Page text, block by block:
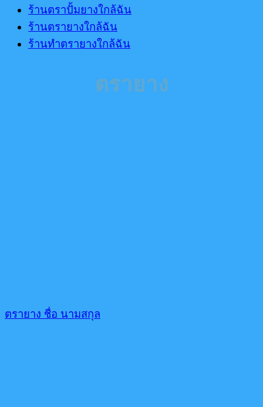
ร้านตราปั้มยางใกล้ฉัน
ร้านตรายางใกล้ฉัน
ร้านทำตรายางใกล้ฉัน
ตรายาง
ตรายาง ชื่อ นามสกุล